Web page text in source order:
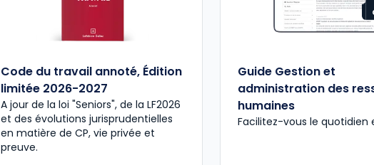
Code du travail annoté, Édition
limitée 2026-2027
A jour de la loi "Seniors", de la LF2026
et des évolutions jurisprudentielles
en matière de CP, vie privée et
preuve.
Guide Gestion et
administration des
humaines
Facilitez-vous le quotidien